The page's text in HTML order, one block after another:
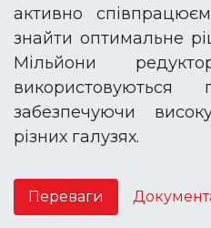
активно
знайти оптимальне
Мільйони
забезпечуючи
різних галузях.
Переваги